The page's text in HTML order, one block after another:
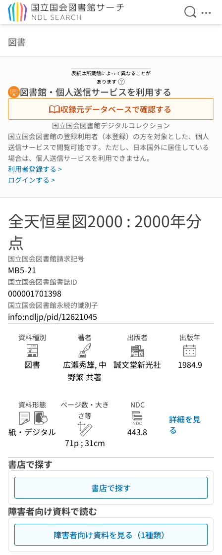
検索を
メ
図書
表紙は所蔵館によって異なることが
あります
図書館・個人送信サービスを利用する
収録元データベースで確認する
国立国会図書館デジタルコレクション
国立国会図書館の登録利用者（本登録）の方を対象とした、個人
送信サービスで閲覧可能です。ただし、日本国外に居住している
場合は、個人送信サービスを利用できません。
利用者登録する >
ログインする >
全天恒星図2000 : 2000年分
点
国立国会図書館請求記号
MB5-21
国立国会図書館書誌ID
000001701398
国立国会図書館永続的識別子
info:ndljp/pid/12621045
資料種別
図書
著者
広瀬秀雄, 中
野繁 共著
出版者
誠文堂新光社
出版年
1984.9
資料形態
紙・デジタル
ページ数・大き
さ等
71p ; 31cm
NDC
443.8
詳細を見
る
書店で探す
書店で探す
障害者向け資料で読む
障害者向け資料を見る（1種類）